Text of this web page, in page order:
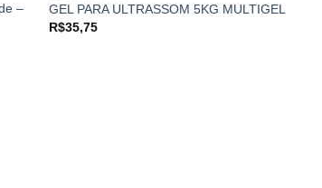
–
GEL PARA ULTRASSOM 5KG MULTIGEL
R$35,75